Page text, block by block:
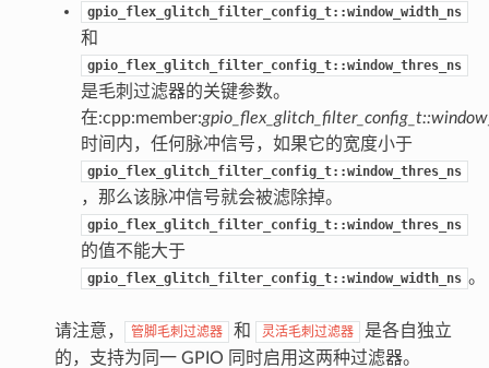
gpio_flex_glitch_filter_config_t::window_width_ns
和
gpio_flex_glitch_filter_config_t::window_thres_ns
是毛刺过滤器的关键参数。
在:cpp:member:
时间内，任何脉冲信号，如果它的宽度小于
gpio_flex_glitch_filter_config_t::window_thres_ns
，那么该脉冲信号就会被滤除掉。
gpio_flex_glitch_filter_config_t::window_thres_ns
的值不能大于
gpio_flex_glitch_filter_config_t::window_width_ns 。
请注意， 管脚毛刺过滤器 和 灵活毛刺过滤器
是各自独立
的，支持为同一 GPIO 同时启用这两种过滤器。